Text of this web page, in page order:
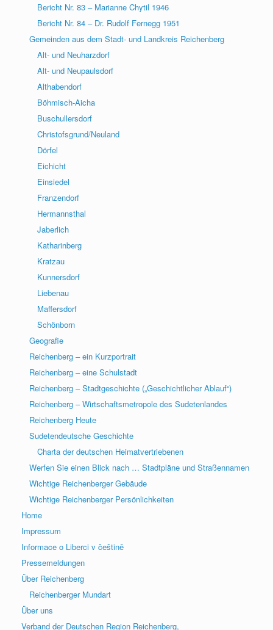
Bericht Nr. 83 – Marianne Chytil 1946
Bericht Nr. 84 – Dr. Rudolf Fernegg 1951
Gemeinden aus dem Stadt- und Landkreis Reichenberg
Alt- und Neuharzdorf
Alt- und Neupaulsdorf
Althabendorf
Böhmisch-Aicha
Buschullersdorf
Christofsgrund/Neuland
Dörfel
Eichicht
Einsiedel
Franzendorf
Hermannsthal
Jaberlich
Katharinberg
Kratzau
Kunnersdorf
Liebenau
Maffersdorf
Schönborn
Geografie
Reichenberg – ein Kurzportrait
Reichenberg – eine Schulstadt
Reichenberg – Stadtgeschichte („Geschichtlicher Ablauf“)
Reichenberg – Wirtschaftsmetropole des Sudetenlandes
Reichenberg Heute
Sudetendeutsche Geschichte
Charta der deutschen Heimatvertriebenen
Werfen Sie einen Blick nach … Stadtpläne und Straßennamen
Wichtige Reichenberger Gebäude
Wichtige Reichenberger Persönlichkeiten
Home
Impressum
Informace o Liberci v češtině
Pressemeldungen
Über Reichenberg
Reichenberger Mundart
Über uns
Verband der Deutschen Region Reichenberg,